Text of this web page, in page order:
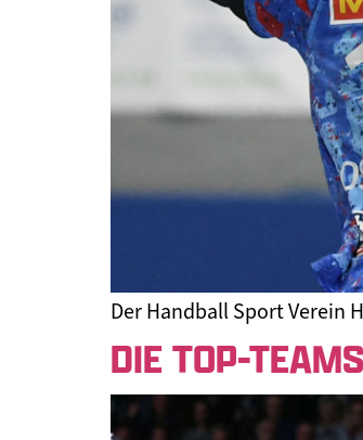
Der Handball Sport Verein
DIE TOP-